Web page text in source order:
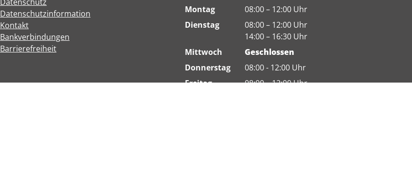
Datenschutzinformation
Kontakt
Bankverbindungen
Barrierefreiheit
Montag
08:00 – 12:00 Uhr
Dienstag
08:00 – 12:00 Uhr
14:00 – 16:30 Uhr
Mittwoch
Geschlossen
Donnerstag
08:00 - 12:00 Uhr
Freitag
08:00 – 12:00 Uhr